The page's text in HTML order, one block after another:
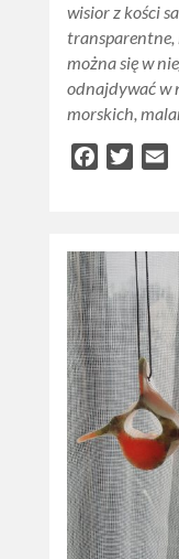
wisior z kości
transparentne,
można się w
odnajdywać w
morskich,
Facebook
Twitter